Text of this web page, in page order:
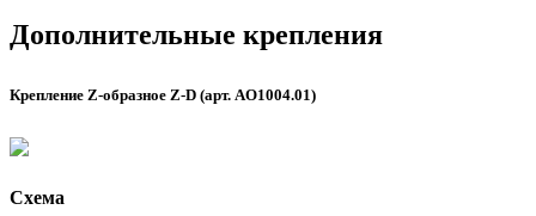
Дополнительные крепления
Крепление Z-образное Z-D (арт. AO1004.01)
Схема